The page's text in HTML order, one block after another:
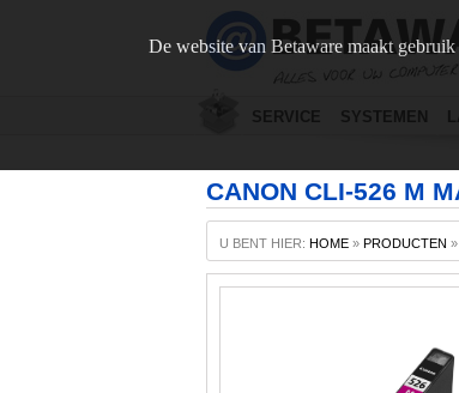
De website van Betaware maakt
SERVICE SYSTEMEN
CANON CLI-526 M
U BENT HIER: HOME » PRODUCTEN »